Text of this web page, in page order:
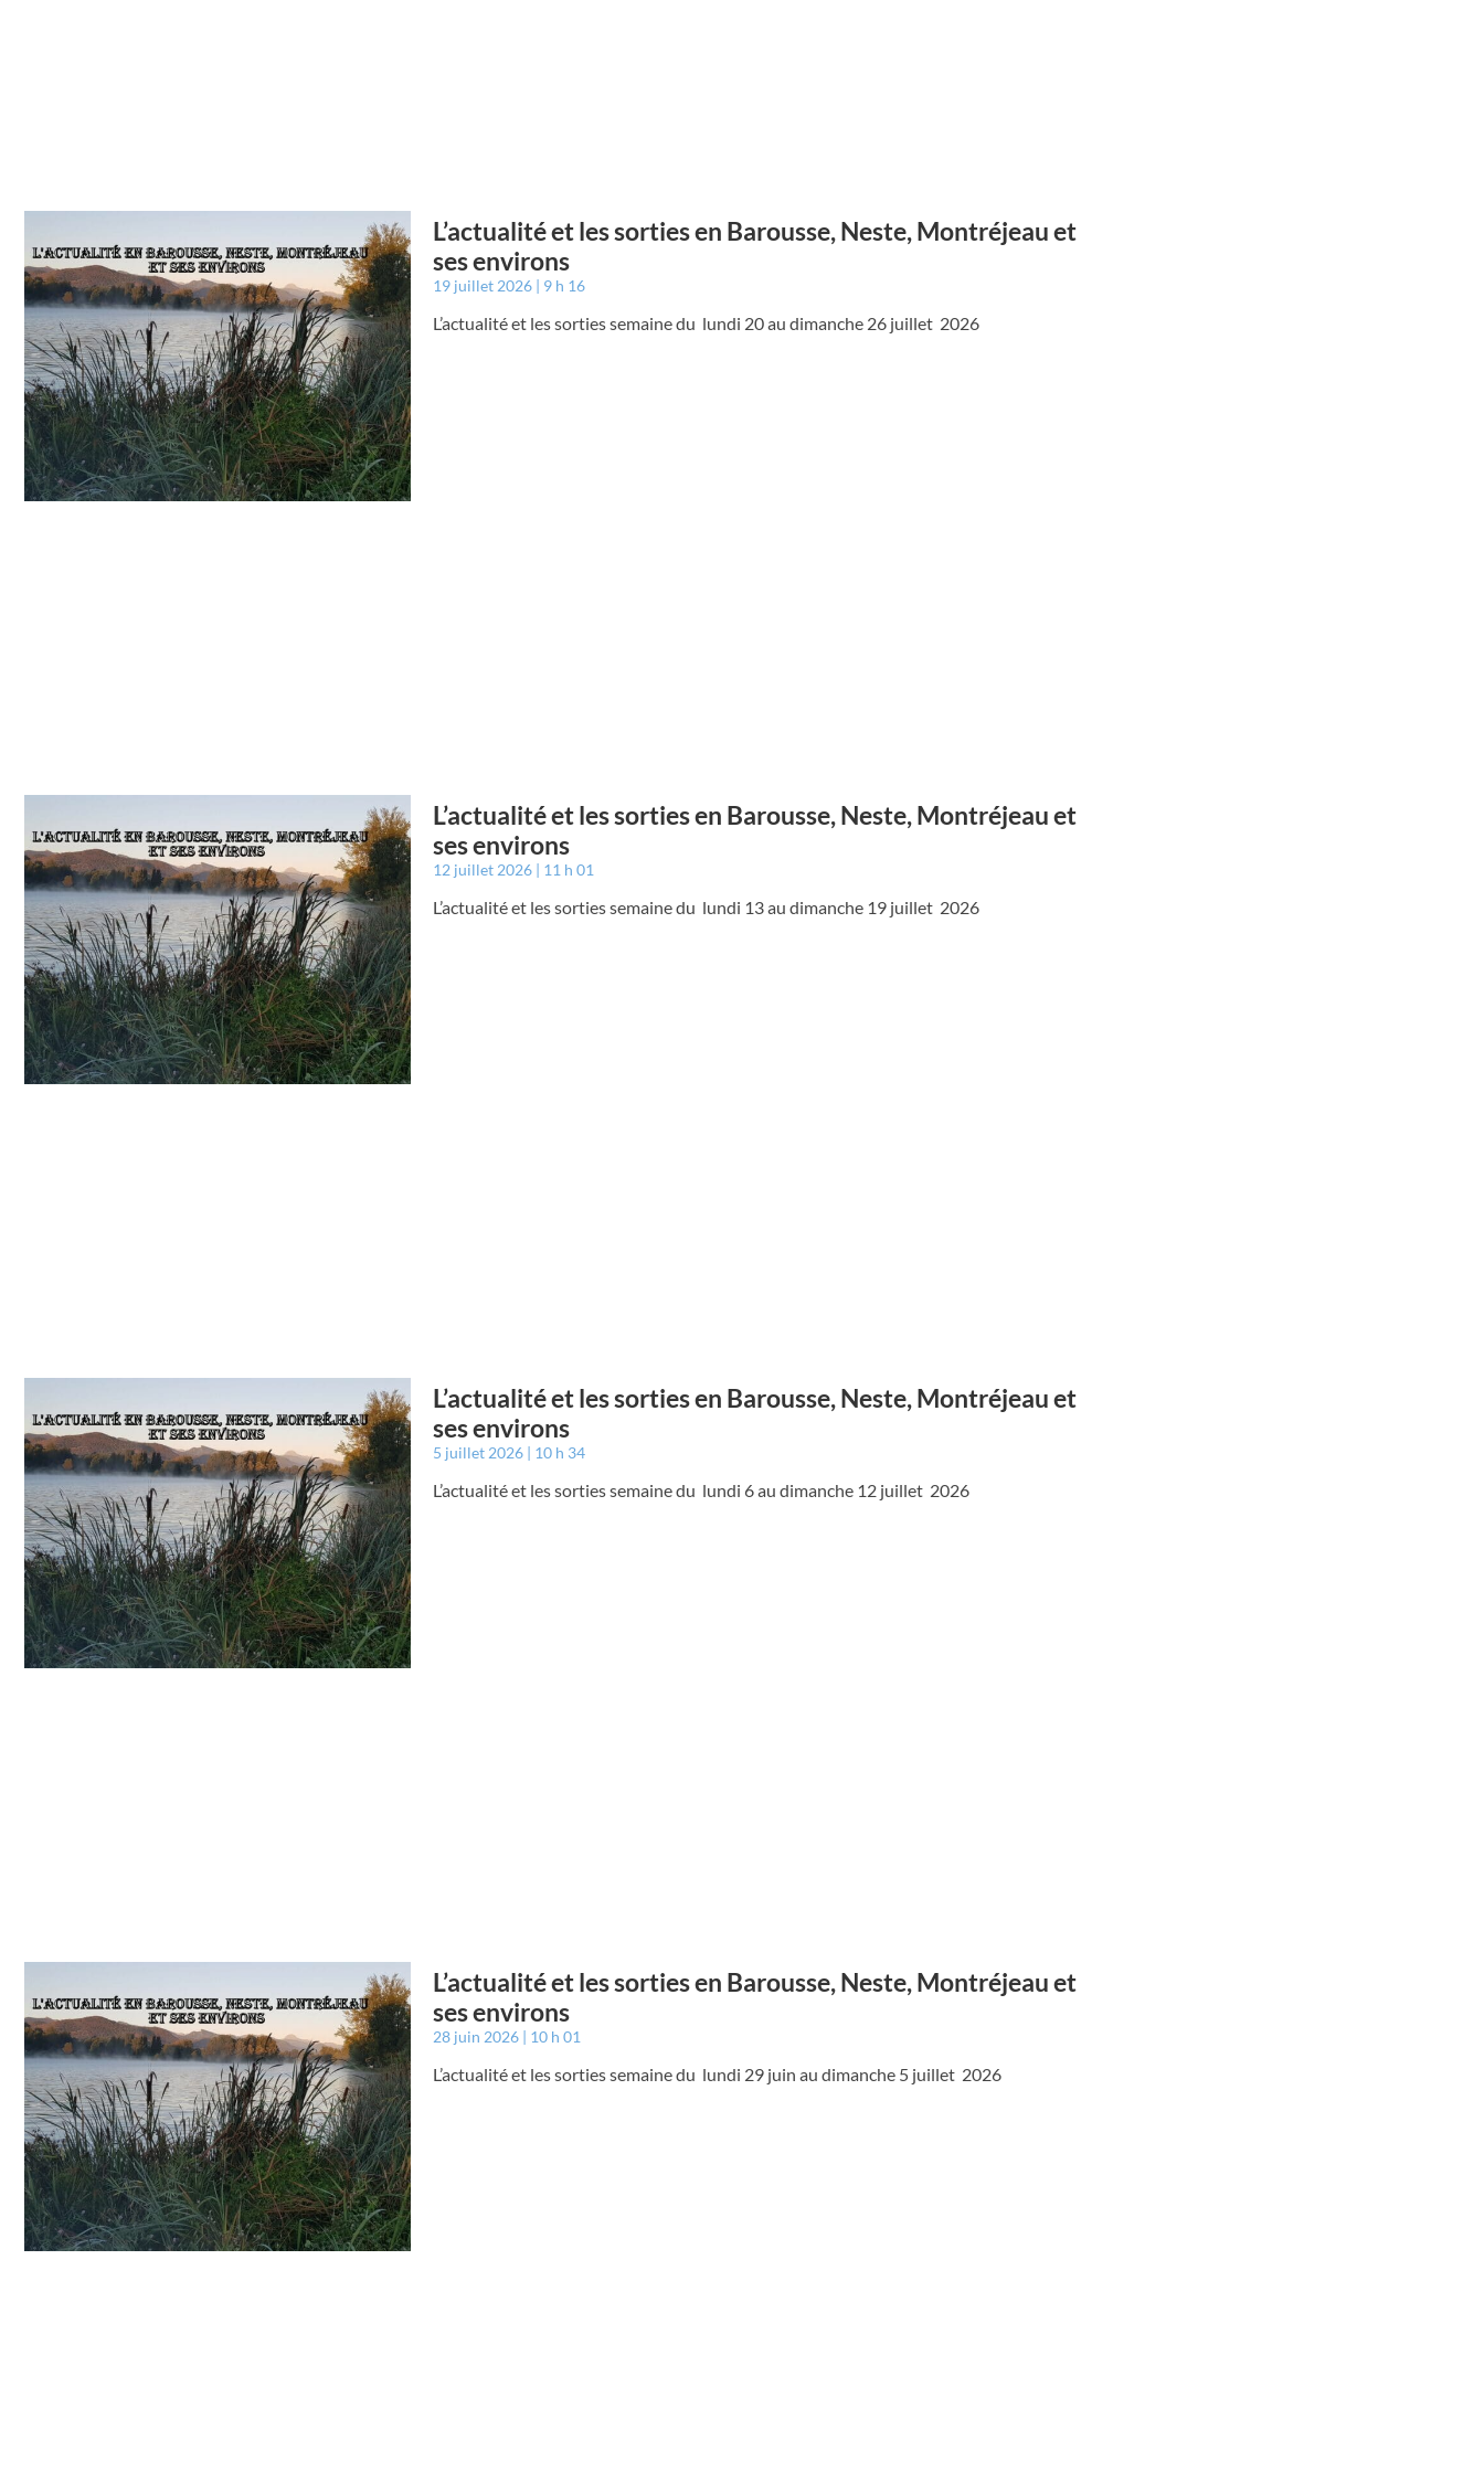
L’actualité et les sorties en Barousse, Neste, Montréjeau et
ses environs
19 juillet 2026 9 h 16
L’actualité et les sorties semaine du lundi 20 au dimanche 26 juillet 2026
L’actualité et les sorties en Barousse, Neste, Montréjeau et
ses environs
12 juillet 2026 11 h 01
L’actualité et les sorties semaine du lundi 13 au dimanche 19 juillet 2026
L’actualité et les sorties en Barousse, Neste, Montréjeau et
ses environs
5 juillet 2026 10 h 34
L’actualité et les sorties semaine du lundi 6 au dimanche 12 juillet 2026
L’actualité et les sorties en Barousse, Neste, Montréjeau et
ses environs
28 juin 2026 10 h 01
L’actualité et les sorties semaine du lundi 29 juin au dimanche 5 juillet 2026